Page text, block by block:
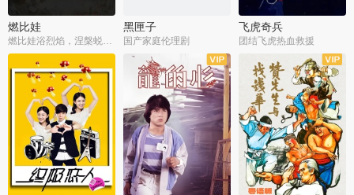
燃比娃
燃比娃浴烈焰，涅槃蜕变成人
黑匣子
国产家庭伦理剧
飞虎奇兵
团结飞虎热血救援